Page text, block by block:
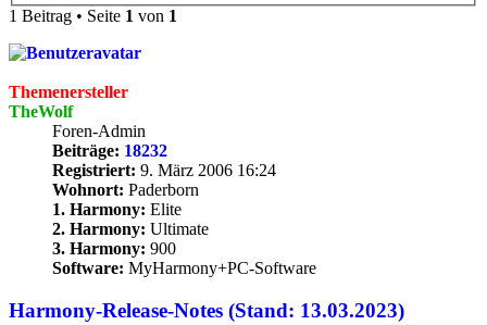
1 Beitrag • Seite 1 von 1
Themenersteller
TheWolf
Foren-Admin
Beiträge: 18232
Registriert: 9. März 2006 16:24
Wohnort: Paderborn
1. Harmony: Elite
2. Harmony: Ultimate
3. Harmony: 900
Software: MyHarmony+PC-Software
Harmony-Release-Notes (Stand: 13.03.2023)